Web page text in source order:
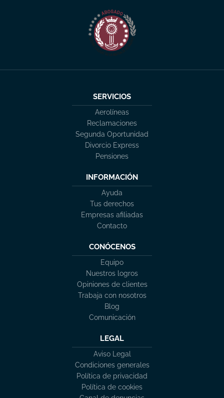
SERVICIOS
Aerolíneas
Reclamaciones
Segunda Oportunidad
Divorcio Express
Pensiones
INFORMACIÓN
Ayuda
Tus derechos
Empresas afiliadas
Contacto
CONÓCENOS
Equipo
Nuestros logros
Opiniones de clientes
Trabaja con nosotros
Blog
Comunicación
LEGAL
Aviso Legal
Condiciones generales
Política de privacidad
Política de cookies